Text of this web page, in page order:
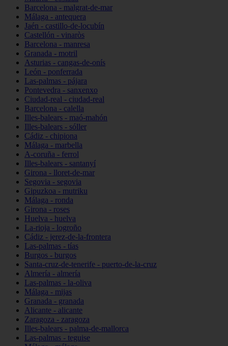
Barcelona - malgrat-de-mar
Málaga - antequera
Jaén - castillo-de-locubín
Castellón - vinaròs
Barcelona - manresa
Granada - motril
Asturias - cangas-de-onís
León - ponferrada
Las-palmas - pájara
Pontevedra - sanxenxo
Ciudad-real - ciudad-real
Barcelona - calella
Illes-balears - maó-mahón
Illes-balears - sóller
Cádiz - chipiona
Málaga - marbella
A-coruña - ferrol
Illes-balears - santanyí
Girona - lloret-de-mar
Segovia - segovia
Gipuzkoa - mutriku
Málaga - ronda
Girona - roses
Huelva - huelva
La-rioja - logroño
Cádiz - jerez-de-la-frontera
Las-palmas - tías
Burgos - burgos
Santa-cruz-de-tenerife - puerto-de-la-cruz
Almería - almería
Las-palmas - la-oliva
Málaga - mijas
Granada - granada
Alicante - alicante
Zaragoza - zaragoza
Illes-balears - palma-de-mallorca
Las-palmas - teguise